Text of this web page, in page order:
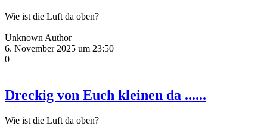
Wie ist die Luft da oben?
Unknown Author
6. November 2025 um 23:50
0
Dreckig von Euch kleinen da ......
Wie ist die Luft da oben?